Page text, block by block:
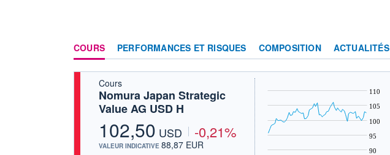
COURS PERFORMANCES ET RISQUES COMPOSITION ACTUALITÉS
Cours
Nomura Japan Strategic
Value AG USD H
102,50 USD -0,21%
VALEUR INDICATIVE 88,87 EUR
90
95
100
105
110